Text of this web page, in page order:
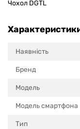
Чохол DGTL
Наявність
Бренд
Модель
Модель смартфона
Тип